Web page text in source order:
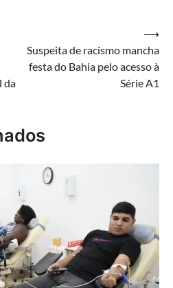
da
Suspeita de racismo mancha
festa do Bahia pelo acesso à
Série A1
⟶